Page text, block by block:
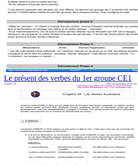
Le présent des verbes du 1er groupe CE1